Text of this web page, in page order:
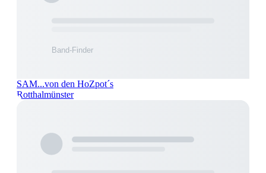
SAM...von den HoZpot´s
Rotthalmünster